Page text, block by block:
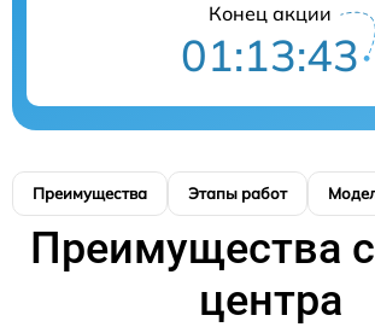
Конец акции
01:13:42
Преимущества Этапы работ
Преимущества
центра